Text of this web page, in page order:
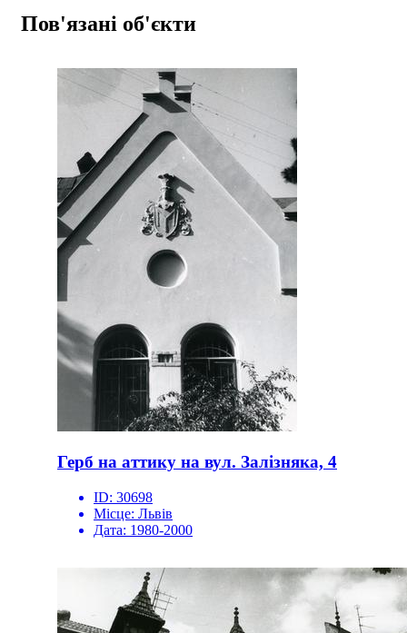
Пов'язані об'єкти
Герб на аттику на вул. Залізняка, 4
ID: 30698
Місце: Львів
Дата: 1980-2000